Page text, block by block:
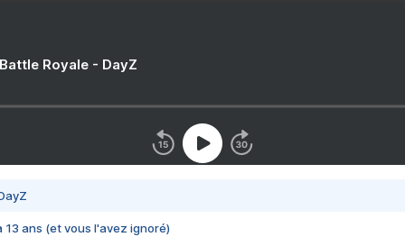
Royale - DayZ
13 ans (et vous l'avez ignoré)